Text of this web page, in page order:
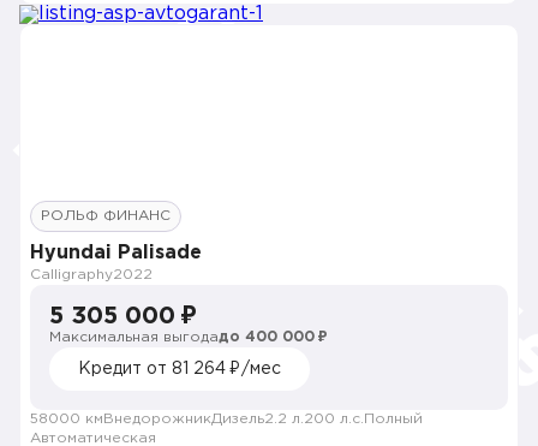
РОЛЬФ ФИНАНС
Hyundai Palisade
Calligraphy2022
5 305 000 ₽
Максимальная выгодадо 400 000 ₽
Кредит от 81 264 ₽/мес
58000 км ВнедорожникДизель2.2 л. 200 л.с. Полный
Автоматическая